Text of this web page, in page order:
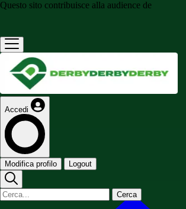
Questo sito contribuisce alla audience de
Accedi
Modifica profilo Logout
Cerca